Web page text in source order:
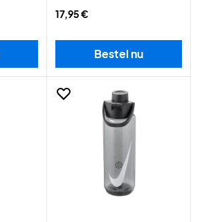
17,95 €
Bestel nu